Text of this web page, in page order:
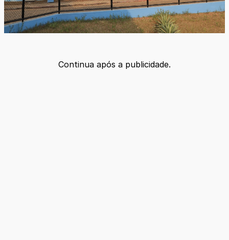
Continua após a publicidade.